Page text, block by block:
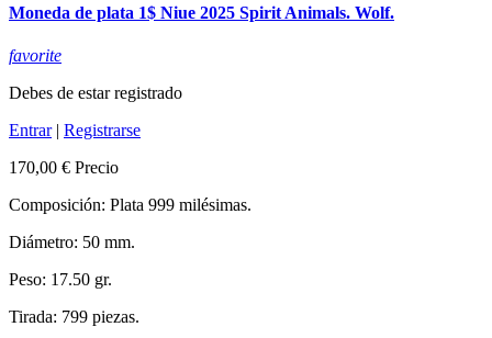
Moneda de plata 1$ Niue 2025 Spirit Animals. Wolf.
favorite
Debes de estar registrado
Entrar| Registrarse
170,00 € Precio
Composición: Plata 999 milésimas.
Diámetro: 50 mm.
Peso: 17.50 gr.
Tirada: 799 piezas.